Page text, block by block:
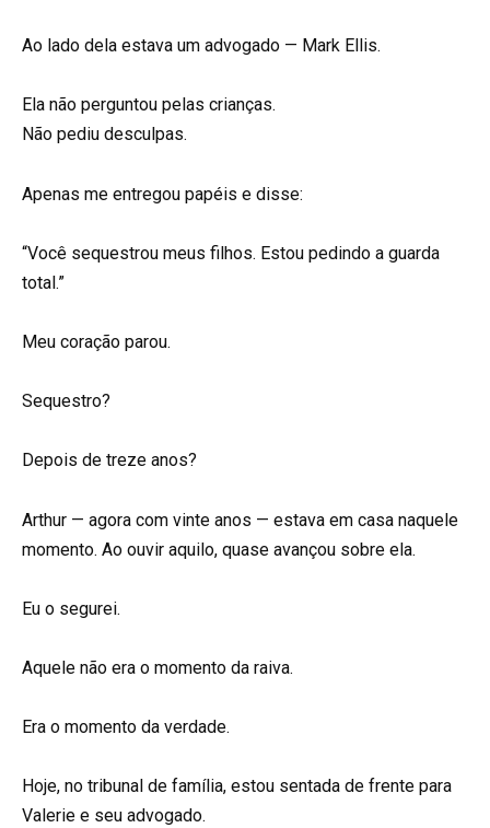
Ao lado dela estava um advogado — Mark Ellis.
Ela não perguntou pelas crianças.
Não pediu desculpas.
Apenas me entregou papéis e disse:
“Você sequestrou meus filhos. Estou pedindo a guarda
total.”
Meu coração parou.
Sequestro?
Depois de treze anos?
Arthur — agora com vinte anos — estava em casa naquele
momento. Ao ouvir aquilo, quase avançou sobre ela.
Eu o segurei.
Aquele não era o momento da raiva.
Era o momento da verdade.
Hoje, no tribunal de família, estou sentada de frente para
Valerie e seu advogado.